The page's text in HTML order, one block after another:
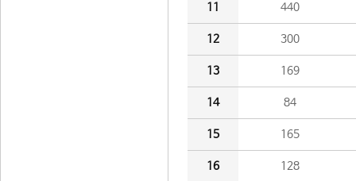
11 440
12 300
13 169
14 84
15 165
16 128